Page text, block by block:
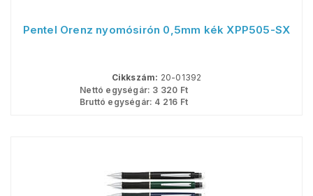
Pentel Orenz nyomósirón 0,5mm kék XPP505-SX
Cikkszám: 20-01392
Nettó egységár: 3 320 Ft
Bruttó egységár: 4 216 Ft